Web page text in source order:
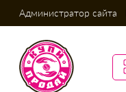
Администратор сайта